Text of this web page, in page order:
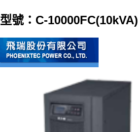
型號：C-10000FC(10kVA)